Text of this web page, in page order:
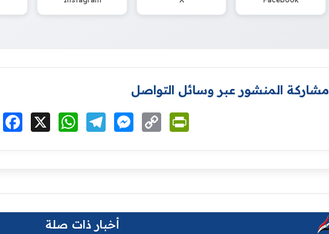
مشاركة المنشور عبر وسائل التواصل
انشر Facebook WhatsAppTelegramMessenger
Copy
Link
أخبار ذات صلة